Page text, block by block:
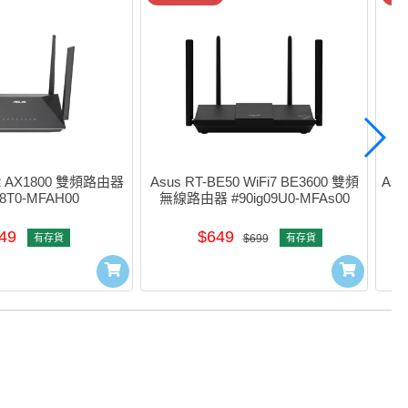
雙頻路由器
MFAH00
有存貨
Asus RT-BE50 WiFi7 BE3600 雙頻
無線路由器 #90ig09U0-MFAs00
$649 $699 有存貨